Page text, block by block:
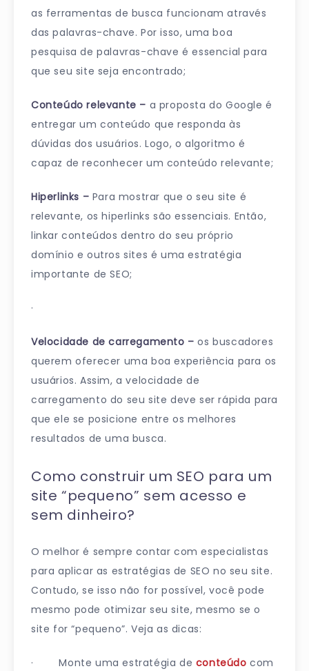
as ferramentas de busca funcionam através
das palavras-chave. Por isso, uma boa
pesquisa de palavras-chave é essencial para
que seu site seja encontrado;
Conteúdo relevante – a proposta do Google é
entregar um conteúdo que responda às
dúvidas dos usuários. Logo, o algoritmo é
capaz de reconhecer um conteúdo relevante;
Hiperlinks – Para mostrar que o seu site é
relevante, os hiperlinks são essenciais. Então,
linkar conteúdos dentro do seu próprio
domínio e outros sites é uma estratégia
importante de SEO;
·
Velocidade de carregamento – os buscadores
querem oferecer uma boa experiência para os
usuários. Assim, a velocidade de
carregamento do seu site deve ser rápida para
que ele se posicione entre os melhores
resultados de uma busca.
Como construir um SEO para um
site “pequeno” sem acesso e
sem dinheiro?
O melhor é sempre contar com especialistas
para aplicar as estratégias de SEO no seu site.
Contudo, se isso não for possível, você pode
mesmo pode otimizar seu site, mesmo se o
site for “pequeno”. Veja as dicas:
· Monte uma estratégia de conteúdocom